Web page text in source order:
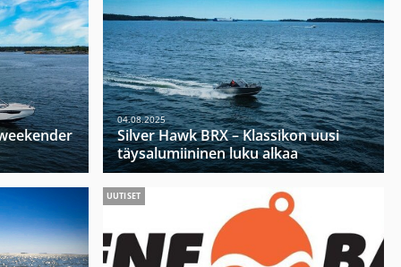
04.08.2025
Silver Hawk BRX – Klassikon uusi
täysalumiininen luku alkaa
UUTISET